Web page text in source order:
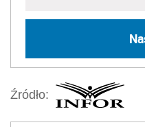
Źródło: